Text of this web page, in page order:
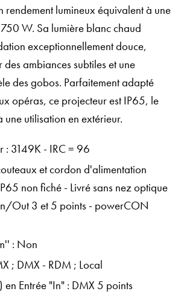
lumineux équivalent à une
W. Sa lumière blanc chaud
exceptionnellement douce,
ambiances subtiles et une
des gobos. Parfaitement adapté
opéras, ce projecteur est IP65, le
utilisation en extérieur.
: 3149K - IRC = 96
et cordon d'alimentation
non fiché - Livré sans nez optique
Out 3 et 5 points - powerCON
: Non
; DMX - RDM ; Local
en Entrée "In" : DMX 5 points